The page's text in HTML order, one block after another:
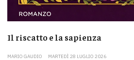
Il riscatto e la sapienza
MARIO GAUDIO MARTEDÌ 28 LUGLIO 2026